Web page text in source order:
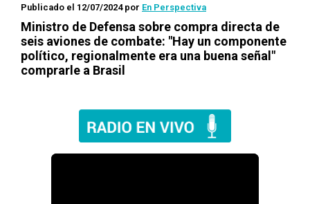
Publicado el 12/07/2024por En Perspectiva
Ministro de Defensa sobre compra directa de
seis aviones de combate: "Hay un componente
político, regionalmente era una buena señal"
comprarle a Brasil